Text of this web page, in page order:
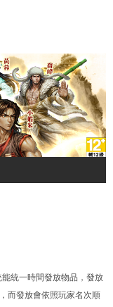
統一時間發放物品，發放
而發放會依照玩家名次順